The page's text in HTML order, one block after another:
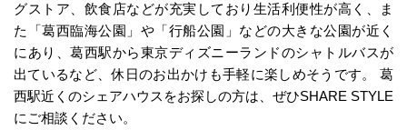
グストア、飲食店などが充実しており生活利便性が高く、ま
た「葛西臨海公園」や「行船公園」などの大きな公園が近く
にあり、葛西駅から東京ディズニーランドのシャトルバスが
出ているなど、休日のお出かけも手軽に楽しめそうです。 葛
西駅近くのシェアハウスをお探しの方は、ぜひSHARE STYLE
にご相談ください。